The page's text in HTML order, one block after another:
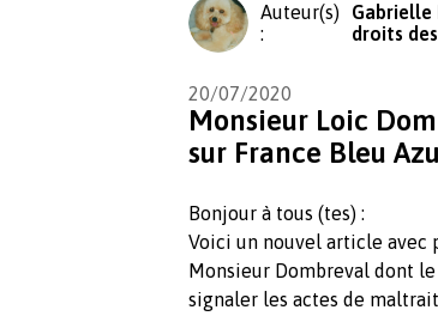
Auteur(s)
:
droits
20/07/2020
Monsieur Loic
sur France Bleu
Bonjour à tous (tes) :
Voici un nouvel article avec
Monsieur Dombreval dont
signaler les actes de